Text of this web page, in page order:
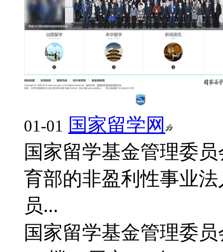
01-01 国家留学网
国家留学基金管理委
育部的非盈利性事业
员...
国家留学基金管理委员